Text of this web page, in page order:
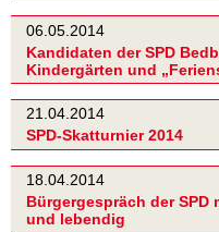
06.05.2014
Kandidaten der SPD
Kindergärten und
21.04.2014
SPD-Skatturnier 2014
18.04.2014
Bürgergespräch der SPD
und lebendig